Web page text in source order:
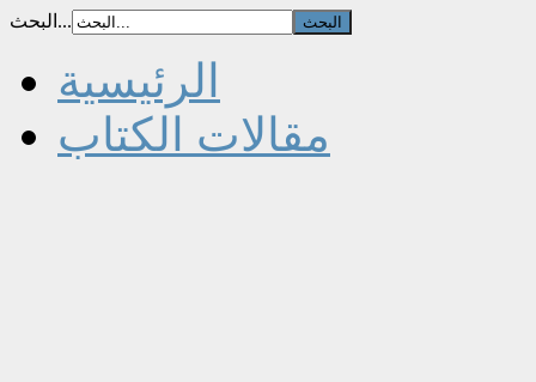
البحث...
الرئيسية
مقالات الكتاب